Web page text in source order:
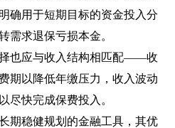
确用于短期目标的资金投入分
需求退保亏损本金。
也应与收入结构相匹配——收
期以降低年缴压力，收入波动
尽快完成保费投入。
期稳健规划的金融工具，其优